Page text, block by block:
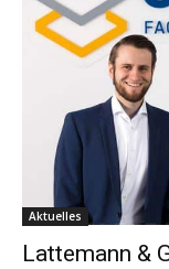
Aktuelles
Lattemann &